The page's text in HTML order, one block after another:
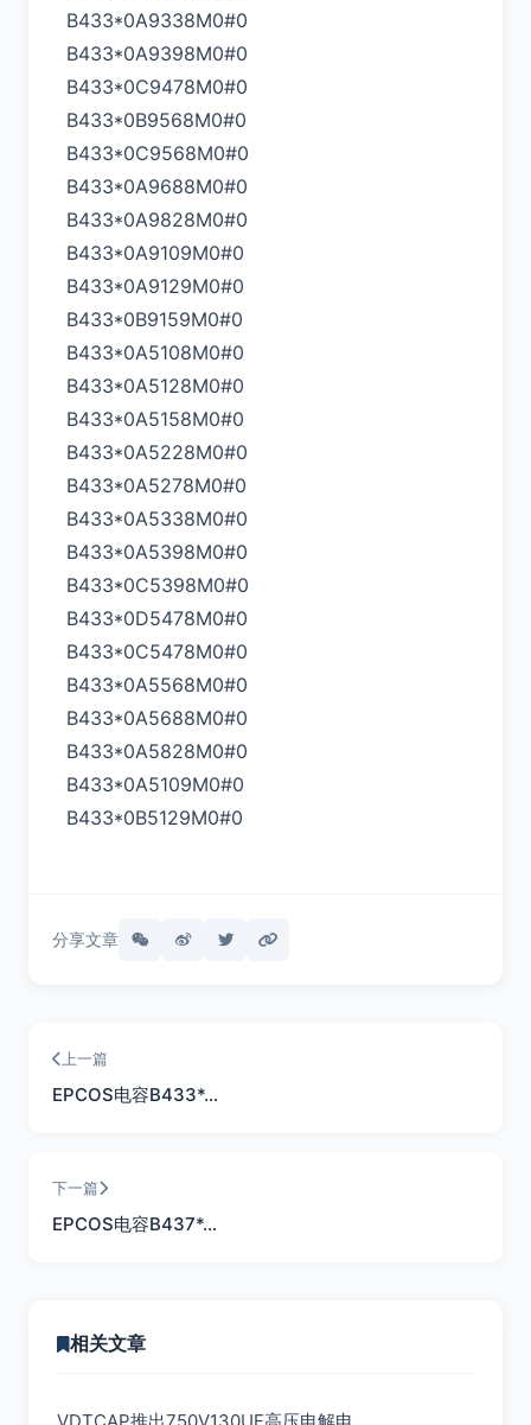
B433*0A9338M0#0
B433*0A9398M0#0
B433*0C9478M0#0
B433*0B9568M0#0
B433*0C9568M0#0
B433*0A9688M0#0
B433*0A9828M0#0
B433*0A9109M0#0
B433*0A9129M0#0
B433*0B9159M0#0
B433*0A5108M0#0
B433*0A5128M0#0
B433*0A5158M0#0
B433*0A5228M0#0
B433*0A5278M0#0
B433*0A5338M0#0
B433*0A5398M0#0
B433*0C5398M0#0
B433*0D5478M0#0
B433*0C5478M0#0
B433*0A5568M0#0
B433*0A5688M0#0
B433*0A5828M0#0
B433*0A5109M0#0
B433*0B5129M0#0
分享文章
上一篇
EPCOS电容B433*…
下一篇
EPCOS电容B437*…
相关文章